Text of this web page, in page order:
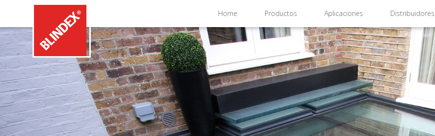
Home Productos Aplicaciones Distribuidores